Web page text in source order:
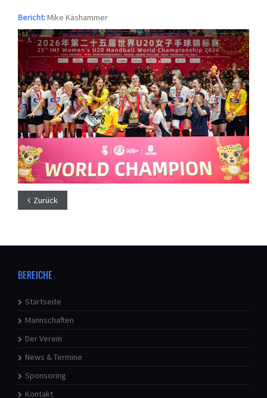
Bericht:Mike Käshammer
Zurück
BEREICHE
Startseite
Mannschaften
Der Verein
News & Termine
Sponsoring
Kontakt